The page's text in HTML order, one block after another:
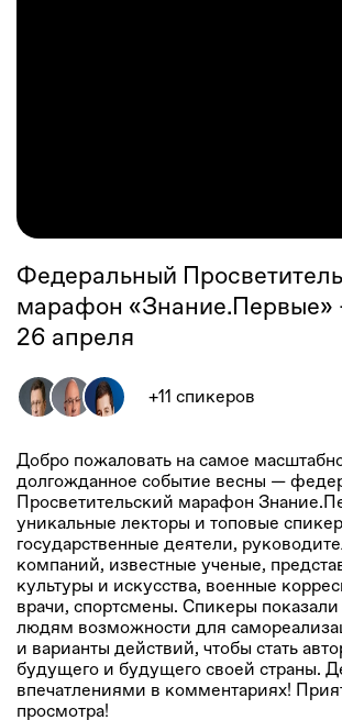
Федеральный
марафон «Знание.Первые»
26 апреля
+11 спикеров
Добро пожаловать на самое
долгожданное событие весны —
Просветительский марафон
уникальные лекторы и топовые
государственные деятели,
компаний, известные ученые,
культуры и искусства, военные
врачи, спортсмены. Спикеры
людям возможности для
и варианты действий, чтобы стать
будущего и будущего своей страны.
впечатлениями в комментариях!
просмотра!